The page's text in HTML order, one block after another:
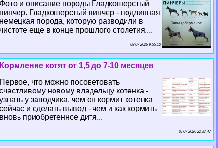
Фото и описание породы Гладкошерстый
пинчер. Гладкошерстый пинчер - подлинная
немецкая порода, которую разводили в
чистоте еще в конце прошлого столетия....
08 07 2026 9:55:10
Кормление котят от 1,5 до 7-10 месяцев
Первое, что можно посоветовать
счастливому новому владельцу котенка -
узнать у заводчика, чем он кормит котенка
сейчас и сделать вывод - чем и как кормить
вновь приобретенное дитя...
07 07 2026 22:37:47